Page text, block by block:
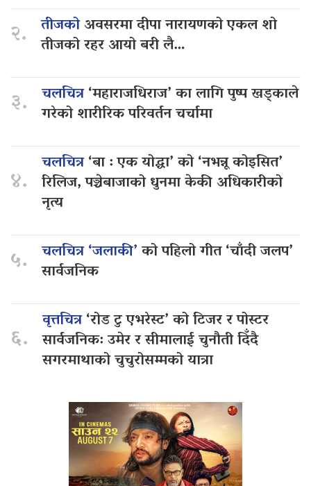
२. तीजकोअवसरमा दीपा नारायणको एकल शो
तीजको रहर आयो बरी लै…
३. चलचित्र‘महाराजधिराज’ का लागि पुष्प खड्काले
गरेको शारीरिक परिवर्तन चर्चामा
४.
चलचित्र‘बा : एक योद्धा’ को ‘नभन्नू कोइसित’
रिलिज, पञ्चेबाजाको धुनमा केकी अधिकारीको
नृत्य
५. चलचित्र ‘जलाकी’को पहिलो गीत ‘चाँदी जलप’
सार्वजनिक
६.
वृत्तचित्र‘रोड टु एभरेस्ट’ को टिजर र पोस्टर
सार्वजनिक: उमेर र सीमालाई चुनौती दिँदै
सगरमाथाको चुचुरोसम्मको यात्रा